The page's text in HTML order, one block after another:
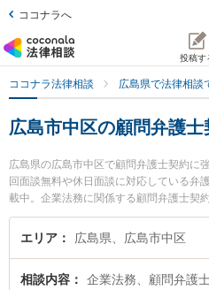
ココナラへ
投稿す
ココナラ法律相談 広島県で法律相談
広島市中区の顧問弁護
広島県の広島市中区で顧問弁護士契約に
回面談無料や休日面談に対応している弁
載中。企業法務に関係する顧問弁護士契
雇用契約書・就業規則作成等の細かな分
特にまりん法律事務所の森 亮人弁護士や
生した顧問弁護士契約のトラブルを今す
エリア 広島県、広島市中区
相談内容 企業法務、顧問弁護